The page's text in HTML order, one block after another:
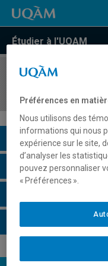
Étudier à l'UQAM
COURS//
Description du cours
Horaire - Été 2026
Préférences en
Nous utilisons des
informations qui nous
expérience sur le site,
d’analyser les
pouvez personnaliser
« Préférences ».